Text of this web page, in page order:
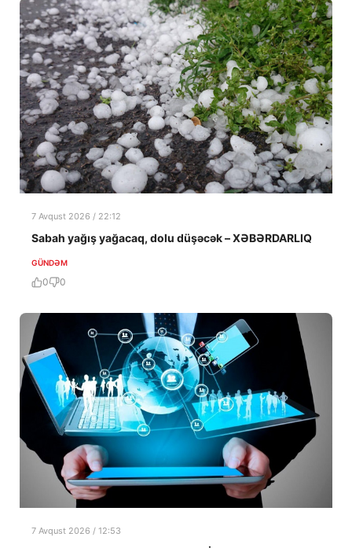
7 Avqust 2026 / 22:12
Sabah yağış yağacaq, dolu düşəcək – XƏBƏRDARLIQ
GÜNDƏM
0 0
7 Avqust 2026 / 12:53